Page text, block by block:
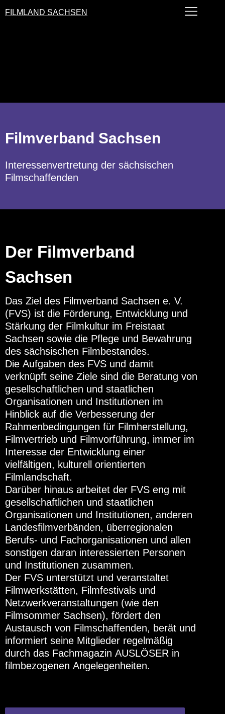
FILMLAND SACHSEN
Filmverband Sachsen
Interessenvertretung der sächsischen
Filmschaffenden
Der Filmverband
Sachsen
Das Ziel des Filmverband Sachsen e. V.
(FVS) ist die Förderung, Entwicklung und
Stärkung der Filmkultur im Freistaat
Sachsen sowie die Pflege und Bewahrung
des sächsischen Filmbestandes.
Die Aufgaben des FVS und damit
verknüpft seine Ziele sind die Beratung von
gesellschaftlichen und staatlichen
Organisationen und Institutionen im
Hinblick auf die Verbesserung der
Rahmenbedingungen für Filmherstellung,
Filmvertrieb und Filmvorführung, immer im
Interesse der Entwicklung einer
vielfältigen, kulturell orientierten
Filmlandschaft.
Darüber hinaus arbeitet der FVS eng mit
gesellschaftlichen und staatlichen
Organisationen und Institutionen, anderen
Landesfilmverbänden, überregionalen
Berufs- und Fachorganisationen und allen
sonstigen daran interessierten Personen
und Institutionen zusammen.
Der FVS unterstützt und veranstaltet
Filmwerkstätten, Filmfestivals und
Netzwerkveranstaltungen (wie den
Filmsommer Sachsen), fördert den
Austausch von Filmschaffenden, berät und
informiert seine Mitglieder regelmäßig
durch das Fachmagazin AUSLÖSER in
filmbezogenen Angelegenheiten.